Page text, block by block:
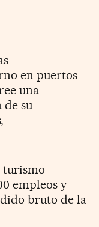
en puertos
una
de su
turismo
empleos y
bruto de la